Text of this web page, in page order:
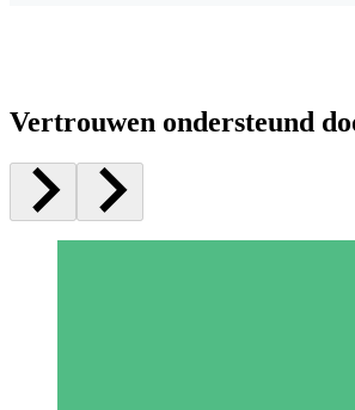
Vertrouwen ondersteund